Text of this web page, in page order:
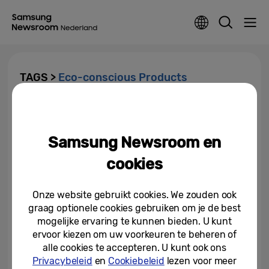
TAGS > Eco-conscious Products
09-08-2021
Samsung Newsroom en
cookies
Onze website gebruikt cookies. We zouden ook
graag optionele cookies gebruiken om je de best
mogelijke ervaring te kunnen bieden. U kunt
ervoor kiezen om uw voorkeuren te beheren of
alle cookies te accepteren. U kunt ook ons
Privacybeleid en Cookiebeleid lezen voor meer